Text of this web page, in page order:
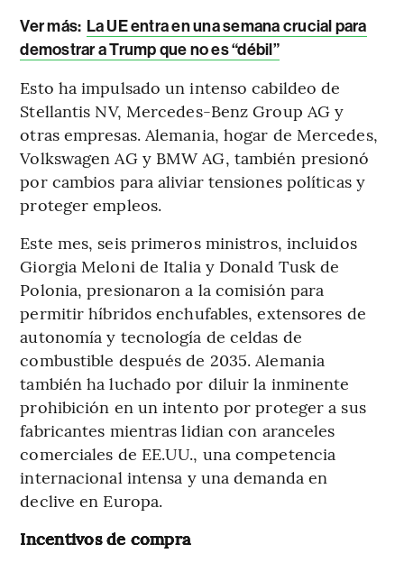
Ver más: La UE entra en una semana crucial para
demostrar a Trump que no es “débil”
Esto ha impulsado un intenso cabildeo de
Stellantis NV, Mercedes-Benz Group AG y
otras empresas. Alemania, hogar de Mercedes,
Volkswagen AG y BMW AG, también presionó
por cambios para aliviar tensiones políticas y
proteger empleos.
Este mes, seis primeros ministros, incluidos
Giorgia Meloni de Italia y Donald Tusk de
Polonia, presionaron a la comisión para
permitir híbridos enchufables, extensores de
autonomía y tecnología de celdas de
combustible después de 2035. Alemania
también ha luchado por diluir la inminente
prohibición en un intento por proteger a sus
fabricantes mientras lidian con aranceles
comerciales de EE.UU., una competencia
internacional intensa y una demanda en
declive en Europa.
Incentivos de compra